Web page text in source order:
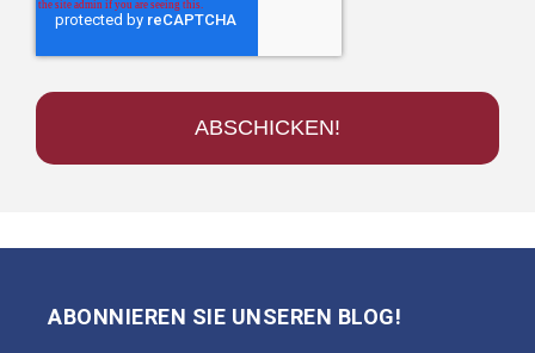
ABONNIEREN SIE UNSEREN BLOG!